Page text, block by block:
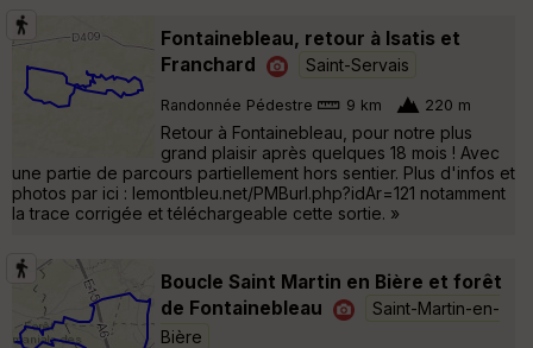
Fontainebleau, retour à Isatis et
Franchard
Saint-Servais
Randonnée Pédestre 9 km 220 m
Retour à Fontainebleau, pour notre plus
grand plaisir après quelques 18 mois ! Avec
une partie de parcours partiellement hors sentier. Plus d'infos et
photos par ici : lemontbleu.net/PMBurl.php?idAr=121 notamment
la trace corrigée et téléchargeable cette sortie. »
Boucle Saint Martin en Bière et forêt
de Fontainebleau
Saint-Martin-en-
Bière